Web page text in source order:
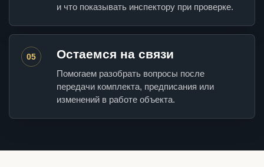
и что показывать инспектору при проверке.
05 Остаемся на связи
Помогаем разобрать вопросы после
передачи комплекта, предписания или
изменений в работе объекта.